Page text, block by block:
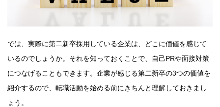
では、実際に第二新卒採用している企業は、どこに価値を感じて
いるのでしょうか。それを知っておくことで、自己PRや面接対策
につなげることもできます。企業が感じる第二新卒の3つの価値を
紹介するので、転職活動を始める前にきちんと理解しておきまし
ょう。